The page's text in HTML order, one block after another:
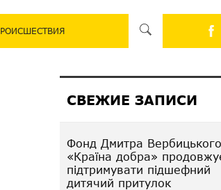
СВЕЖИЕ ЗАПИСИ
Фонд Дмитра Вербицького
«Країна добра»
підтримувати підшефний
дитячий притулок